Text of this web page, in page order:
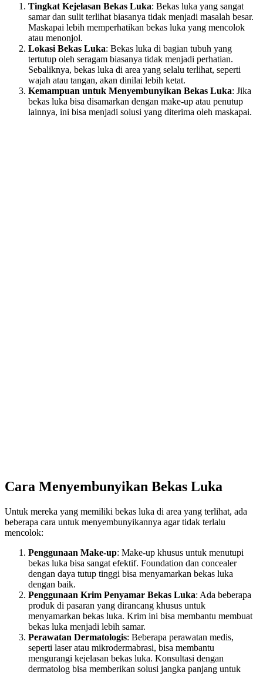
Tingkat Kejelasan Bekas Luka: Bekas luka yang sangat
samar dan sulit terlihat biasanya tidak menjadi masalah besar.
Maskapai lebih memperhatikan bekas luka yang mencolok
atau menonjol.
Lokasi Bekas Luka: Bekas luka di bagian tubuh yang
tertutup oleh seragam biasanya tidak menjadi perhatian.
Sebaliknya, bekas luka di area yang selalu terlihat, seperti
wajah atau tangan, akan dinilai lebih ketat.
Kemampuan untuk Menyembunyikan Bekas Luka: Jika
bekas luka bisa disamarkan dengan make-up atau penutup
lainnya, ini bisa menjadi solusi yang diterima oleh maskapai.
Cara Menyembunyikan Bekas Luka
Untuk mereka yang memiliki bekas luka di area yang terlihat, ada
beberapa cara untuk menyembunyikannya agar tidak terlalu
mencolok:
Penggunaan Make-up: Make-up khusus untuk menutupi
bekas luka bisa sangat efektif. Foundation dan concealer
dengan daya tutup tinggi bisa menyamarkan bekas luka
dengan baik.
Penggunaan Krim Penyamar Bekas Luka: Ada beberapa
produk di pasaran yang dirancang khusus untuk
menyamarkan bekas luka. Krim ini bisa membantu membuat
bekas luka menjadi lebih samar.
Perawatan Dermatologis: Beberapa perawatan medis,
seperti laser atau mikrodermabrasi, bisa membantu
mengurangi kejelasan bekas luka. Konsultasi dengan
dermatolog bisa memberikan solusi jangka panjang untuk